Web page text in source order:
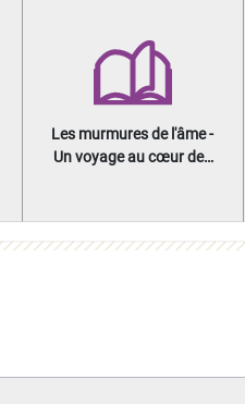
Les murmures de l'âme -
Un voyage au cœur des